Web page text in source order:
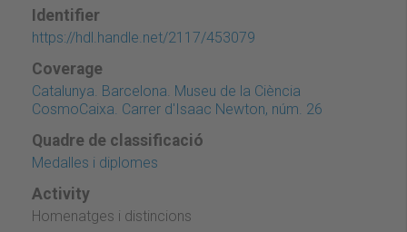
Identifier
https://hdl.handle.net/2117/453079
Coverage
Catalunya. Barcelona. Museu de la Ciència
CosmoCaixa. Carrer d'Isaac Newton, núm. 26
Quadre de classificació
Medalles i diplomes
Activity
Homenatges i distincions